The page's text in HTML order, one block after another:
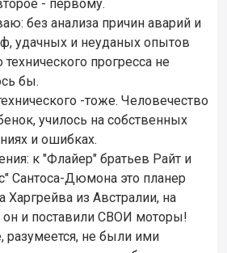
- первому.
без анализа причин аварий и
удачных и неуданых опытов
технического прогресса не
бы.
-тоже. Человечество
училось на собственных
и ошибках.
к "Флайер" братьев Райт и
Сантоса-Дюмона это планер
Харгрейва из Австралии, на
он и поставили СВОИ моторы!
разумеется, не были ими